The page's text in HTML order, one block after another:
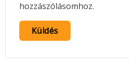
hozzászólásomhoz.